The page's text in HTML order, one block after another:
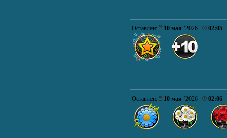
Оставлен: 10 мая ’2026 02:05
Оставлен: 10 мая ’2026 02:06